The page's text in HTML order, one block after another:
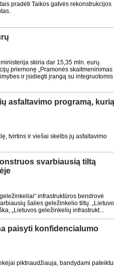
pradėti Taikos gatvės rekonstrukcijos
skiria dar 15,35 mln. eurų.
priemonę „Pramonės skaitmeninimas
ir įsidiegti įrangą su integruotomis
asfaltavimo programą, kurią
tvirtins ir viešai skelbs jų asfaltavimo
svarbiausią tiltą
infrastruktūros bendrovė
šalies geležinkelio tiltų.
„Lietuvos geležinkelių infrastrukt...
paisyti konfidencialumo
piktnaudžiauja, bandydami